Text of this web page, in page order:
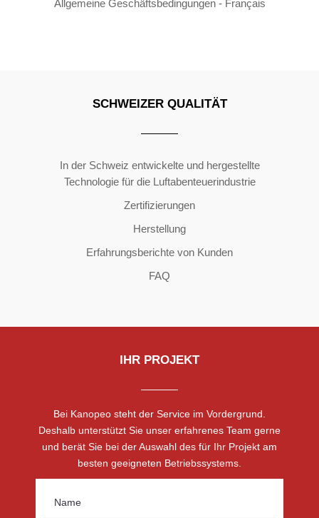
Allgemeine Geschäftsbedingungen - Français
SCHWEIZER QUALITÄT
In der Schweiz entwickelte und hergestellte
Technologie für die Luftabenteuerindustrie
Zertifizierungen
Herstellung
Erfahrungsberichte von Kunden
FAQ
IHR PROJEKT
Bei Kanopeo steht der Service im Vordergrund.
Deshalb unterstützt Sie unser erfahrenes Team gerne
und berät Sie bei der Auswahl des für Ihr Projekt am
besten geeigneten Betriebssystems.